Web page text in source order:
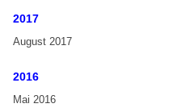
FAQ
2017
August 2017
2016
Mai 2016